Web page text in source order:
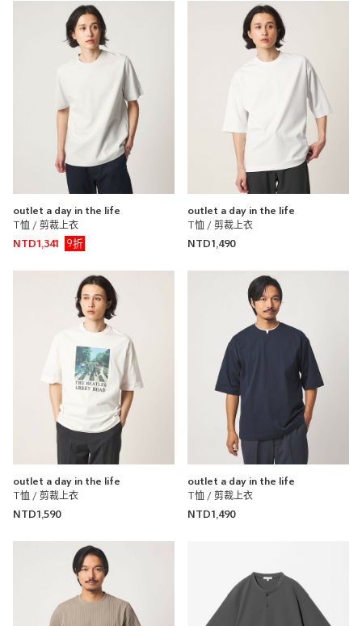
outlet a day in the life
T恤 / 剪裁上衣
NTD1,341
9折
outlet a day in the life
T恤 / 剪裁上衣
NTD1,490
outlet a day in the life
T恤 / 剪裁上衣
NTD1,590
outlet a day in the life
T恤 / 剪裁上衣
NTD1,490